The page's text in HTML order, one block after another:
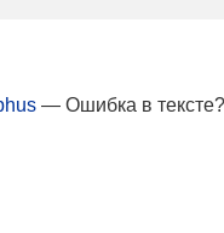
— Ошибка в